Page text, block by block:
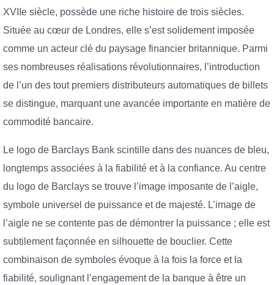
XVIIe siècle, possède une riche histoire de trois siècles.
Située au cœur de Londres, elle s’est solidement imposée
comme un acteur clé du paysage financier britannique. Parmi
ses nombreuses réalisations révolutionnaires, l’introduction
de l’un des tout premiers distributeurs automatiques de billets
se distingue, marquant une avancée importante en matière de
commodité bancaire.
Le logo de Barclays Bank scintille dans des nuances de bleu,
longtemps associées à la fiabilité et à la confiance. Au centre
du logo de Barclays se trouve l’image imposante de l’aigle,
symbole universel de puissance et de majesté. L’image de
l’aigle ne se contente pas de démontrer la puissance ; elle est
subtilement façonnée en silhouette de bouclier. Cette
combinaison de symboles évoque à la fois la force et la
fiabilité, soulignant l’engagement de la banque à être un